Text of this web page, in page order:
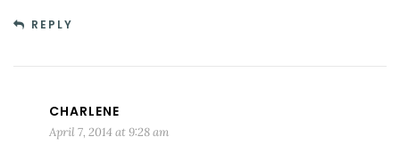
REPLY
CHARLENE
April 7, 2014 at 9:28 am